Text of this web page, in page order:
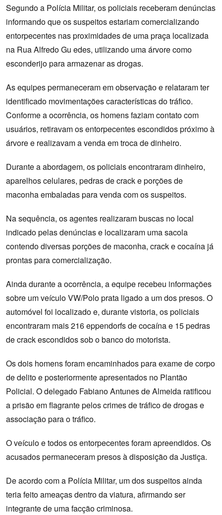
Segundo a Polícia Militar, os policiais receberam denúncias
informando que os suspeitos estariam comercializando
entorpecentes nas proximidades de uma praça localizada
na Rua Alfredo Gu edes, utilizando uma árvore como
esconderijo para armazenar as drogas.
As equipes permaneceram em observação e relataram ter
identificado movimentações características do tráfico.
Conforme a ocorrência, os homens faziam contato com
usuários, retiravam os entorpecentes escondidos próximo à
árvore e realizavam a venda em troca de dinheiro.
Durante a abordagem, os policiais encontraram dinheiro,
aparelhos celulares, pedras de crack e porções de
maconha embaladas para venda com os suspeitos.
Na sequência, os agentes realizaram buscas no local
indicado pelas denúncias e localizaram uma sacola
contendo diversas porções de maconha, crack e cocaína já
prontas para comercialização.
Ainda durante a ocorrência, a equipe recebeu informações
sobre um veículo VW/Polo prata ligado a um dos presos. O
automóvel foi localizado e, durante vistoria, os policiais
encontraram mais 216 eppendorfs de cocaína e 15 pedras
de crack escondidos sob o banco do motorista.
Os dois homens foram encaminhados para exame de corpo
de delito e posteriormente apresentados no Plantão
Policial. O delegado Fabiano Antunes de Almeida ratificou
a prisão em flagrante pelos crimes de tráfico de drogas e
associação para o tráfico.
O veículo e todos os entorpecentes foram apreendidos. Os
acusados permaneceram presos à disposição da Justiça.
De acordo com a Polícia Militar, um dos suspeitos ainda
teria feito ameaças dentro da viatura, afirmando ser
integrante de uma facção criminosa.